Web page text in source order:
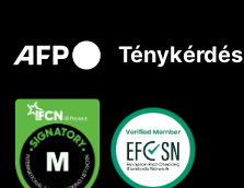
Ténykérdés